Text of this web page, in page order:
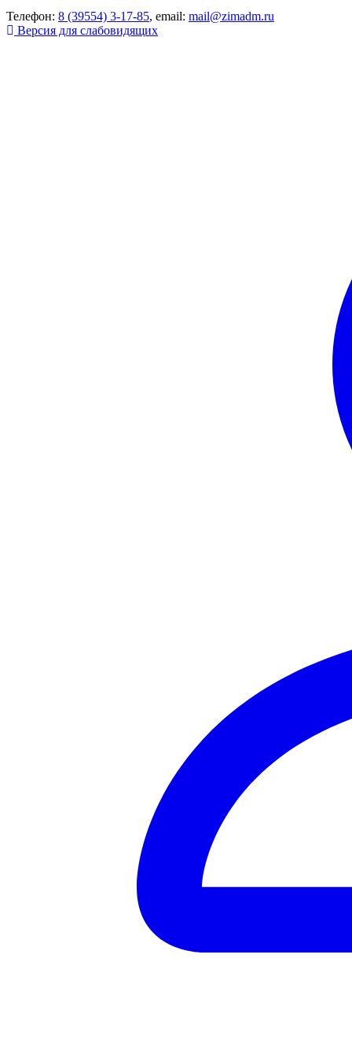
Телефон: 8 (39554) 3-17-85, email: mail@zimadm.ru
Версия для слабовидящих